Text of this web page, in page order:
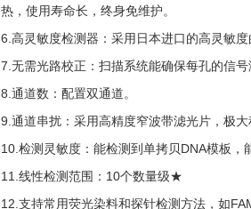
热，使用寿命长，终身免维护。
6.高灵敏度检测器：采用日本进口的高灵敏度
7.无需光路校正：扫描系统能确保每孔的信
8.通道数：配置双通道。
9.通道串扰：采用高精度窄波带滤光片，极
10.检测灵敏度：能检测到单拷贝DNA模板
11.线性检测范围：10个数量级★
12.支持常用荧光染料和探针检测方法，如